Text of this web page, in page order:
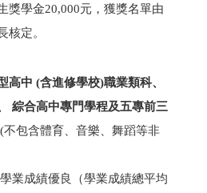
獎學金20,000元，獲獎名單由
核定。
高中 (含進修學校)職業類科、
綜合高中專門學程及五專前三
不包含體育、音樂、舞蹈等非
業成績優良（學業成績總平均